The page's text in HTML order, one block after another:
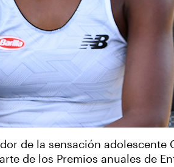
de la sensación
de los Premios anuales de